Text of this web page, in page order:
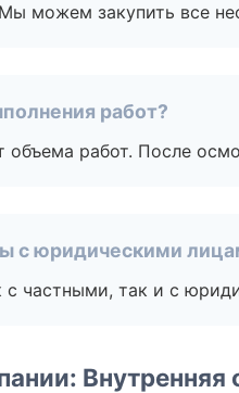
можем закупить все
работ?
объема работ. После
с юридическими
с частными, так и с
Внутренняя